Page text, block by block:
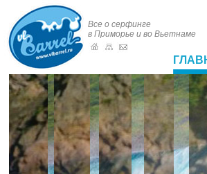
Все о серфинге
в Приморье и во Вьетнаме